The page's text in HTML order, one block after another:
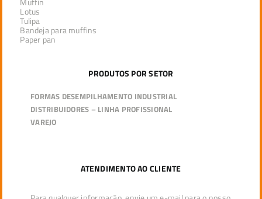
Lotus
Tulipa
Bandeja para muffins
Paper pan
PRODUTOS POR SETOR
FORMAS DESEMPILHAMENTO INDUSTRIAL
DISTRIBUIDORES – LINHA PROFISSIONAL
VAREJO
ATENDIMENTO AO CLIENTE